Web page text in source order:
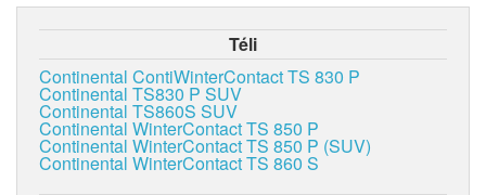
Téli
Continental ContiWinterContact TS 830 P
Continental TS830 P SUV
Continental TS860S SUV
Continental WinterContact TS 850 P
Continental WinterContact TS 850 P (SUV)
Continental WinterContact TS 860 S